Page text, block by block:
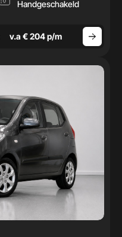
Handgeschakeld
v.a € 204 p/m